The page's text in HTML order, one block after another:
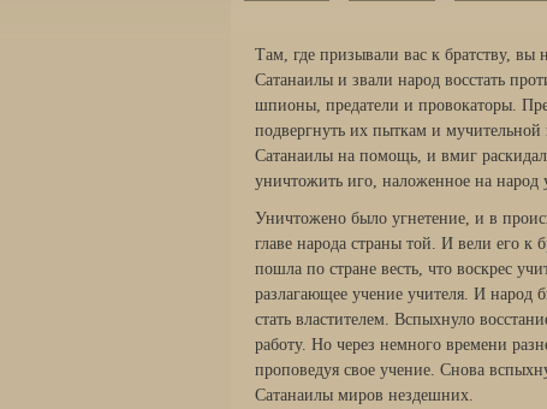
Там, где призывали вас к братству, вы
Сатанаилы и звали народ восстать
шпионы, предатели и провокаторы.
подвергнуть их пыткам и
Сатанаилы на помощь, и вмиг
уничтожить иго, наложенное на народ
Уничтожено было угнетение, и в
главе народа страны той. И вели его к
пошла по стране весть, что воскрес
разлагающее учение учителя. И народ
стать властителем. Вспыхнуло
работу. Но через немного времени
проповедуя свое учение. Снова
Сатанаилы миров нездешних.